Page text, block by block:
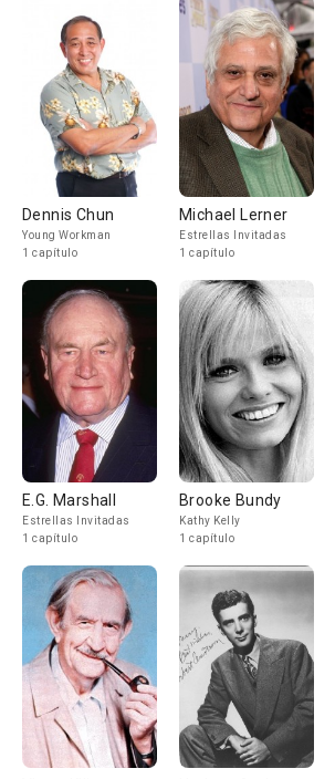
Dennis Chun
Young Workman
1 capítulo
Michael Lerner
Estrellas Invitadas
1 capítulo
E.G. Marshall
Estrellas Invitadas
1 capítulo
Brooke Bundy
Kathy Kelly
1 capítulo